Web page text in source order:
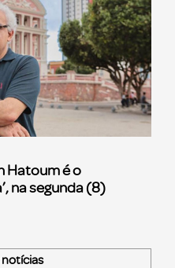
Hatoum é o
na segunda (8)
notícias